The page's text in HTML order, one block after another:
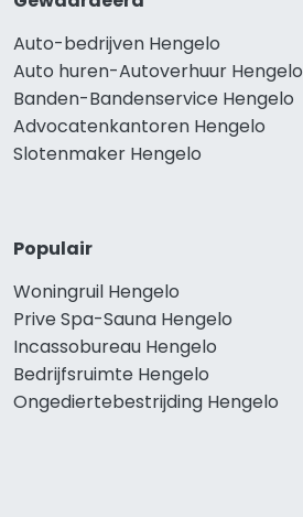
Auto-bedrijven Hengelo
Auto huren-Autoverhuur Hengelo
Banden-Bandenservice Hengelo
Advocatenkantoren Hengelo
Slotenmaker Hengelo
Populair
Woningruil Hengelo
Prive Spa-Sauna Hengelo
Incassobureau Hengelo
Bedrijfsruimte Hengelo
Ongediertebestrijding Hengelo